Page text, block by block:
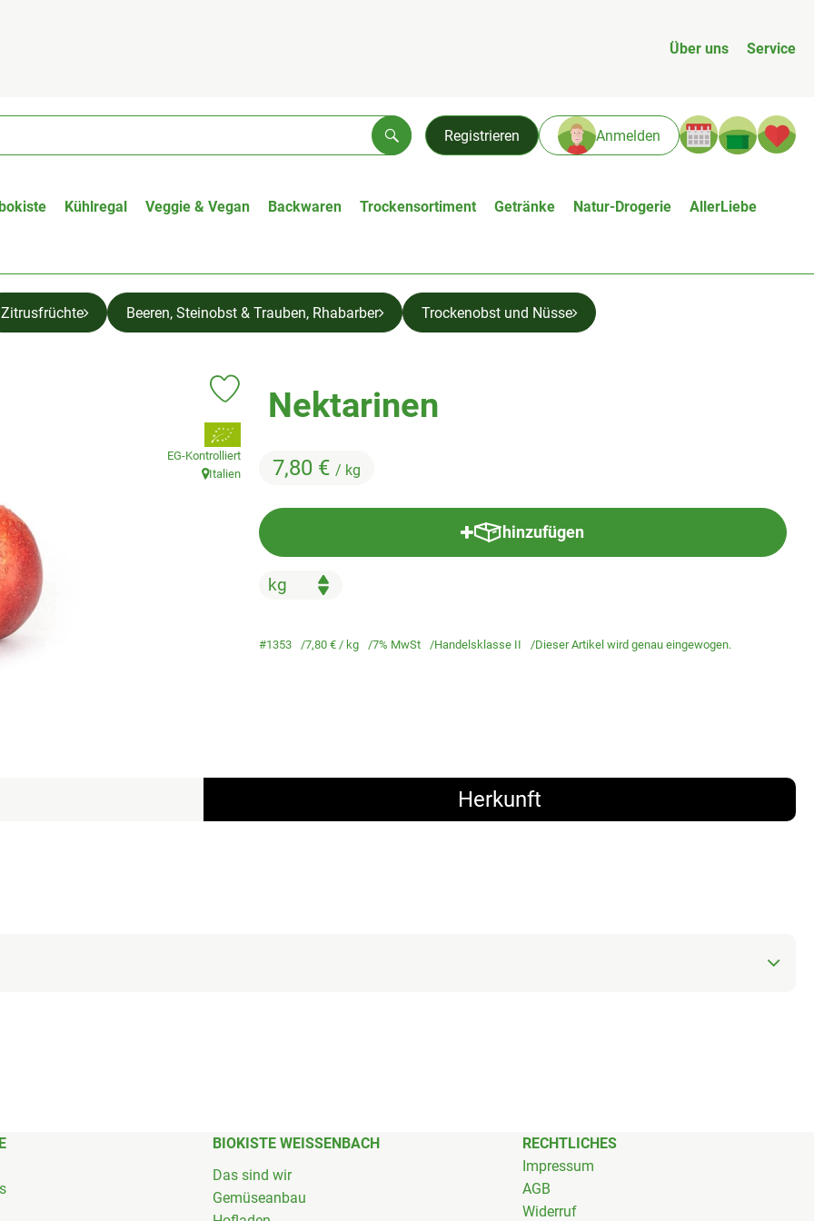
Über uns Service
Registrieren Anmelden
Suchen
Kühlregal Veggie & Vegan Backwaren Trockensortiment Getränke Natur-Drogerie AllerLiebe
Zitrusfrüchte Beeren, Steinobst & Trauben, Rhabarber Trockenobst und Nüsse
Nektarinen
7,80 € / kg
Produkt zu Favouriten hinzufügen
, Verband:
EG-Kontrolliert
, Herkunft:
Italien
hinzufügen
Produkt zum Warenkorb hinzufügen
#1353 7,80 € / kg 7% MwSt Handelsklasse II Dieser Artikel wird genau eingewogen.
Herkunft
BIOKISTE WEISSENBACH
Das sind wir
Gemüseanbau
RECHTLICHES
Impressum
AGB
Widerruf